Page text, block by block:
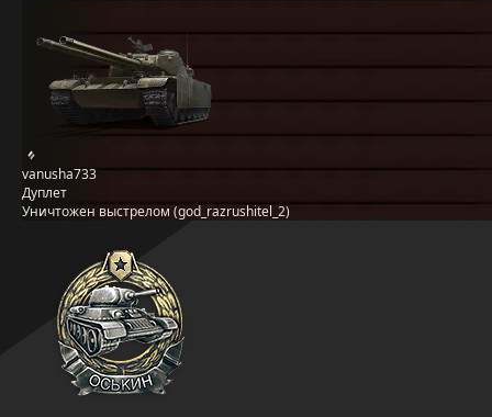
vanusha733
Дуплет
Уничтожен выстрелом (god_razrushitel_2)